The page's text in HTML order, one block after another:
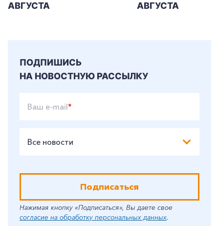
АВГУСТА
АВГУСТА
ПОДПИШИСЬ
НА НОВОСТНУЮ РАССЫЛКУ
Ваш e-mail*
Все новости
Подписаться
Нажимая кнопку «Подписаться», Вы даете свое
согласие на обработку персональных данных.